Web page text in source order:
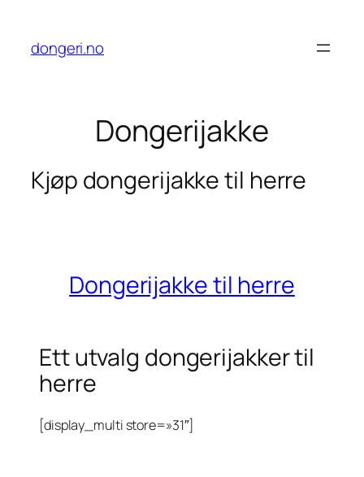
innhold
dongeri.no
Dongerijakke
Kjøp dongerijakke til herre
Dongerijakke til herre
Ett utvalg dongerijakker til
herre
[display_multi store=»31″]